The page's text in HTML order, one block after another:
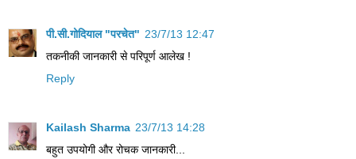
पी.सी.गोदियाल "परचेत" 23/7/13 12:47
तकनीकी जानकारी से परिपूर्ण आलेख !
Reply
Kailash Sharma 23/7/13 14:28
बहुत उपयोगी और रोचक जानकारी...